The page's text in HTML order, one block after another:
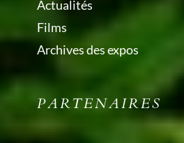
Actualités
Films
Archives des expos
PARTENAIRES